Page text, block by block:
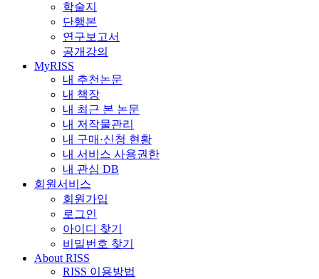
학술지
단행본
연구보고서
공개강의
MyRISS
내 추천논문
내 책장
내 최근 본 논문
내 저작물관리
내 구매·신청 현황
내 서비스 사용권한
내 관심 DB
회원서비스
회원가입
로그인
아이디 찾기
비밀번호 찾기
About RISS
RISS 이용방법